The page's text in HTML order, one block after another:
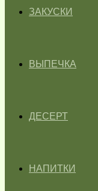
ЗАКУСКИ
ВЫПЕЧКА
ДЕСЕРТ
НАПИТКИ